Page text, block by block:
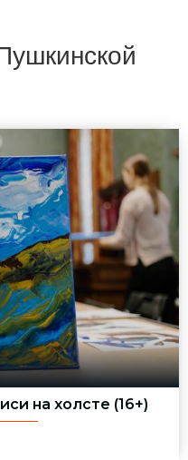
на холсте (16+)